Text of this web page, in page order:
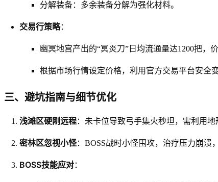
分解装备：多余装备分解为强化材料。
交易行策略：
幽冥地宫产出的“冥炎刀”日均流通量达1200把，
根据市场行情设定价格，利用官方交易平台安全变
三、避坑指南与细节优化
浅滩区硬刚远程：未卡位导致弓手集火秒坦，需利用地
密林区忽视小怪：BOSS战时小怪围攻，治疗压力崩溃
BOSS技能应对：